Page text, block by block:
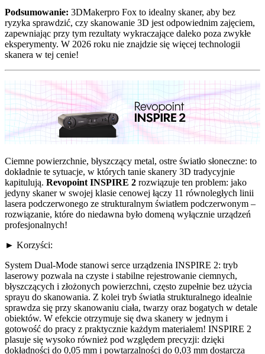
Podsumowanie: 3DMakerpro Fox to idealny skaner, aby bez
ryzyka sprawdzić, czy skanowanie 3D jest odpowiednim zajęciem,
zapewniając przy tym rezultaty wykraczające daleko poza zwykłe
eksperymenty. W 2026 roku nie znajdzie się więcej technologii
skanera w tej cenie!
Ciemne powierzchnie, błyszczący metal, ostre światło słoneczne: to
dokładnie te sytuacje, w których tanie skanery 3D tradycyjnie
kapitulują. Revopoint INSPIRE 2 rozwiązuje ten problem: jako
jedyny skaner w swojej klasie cenowej łączy 11 równoległych linii
lasera podczerwonego ze strukturalnym światłem podczerwonym –
rozwiązanie, które do niedawna było domeną wyłącznie urządzeń
profesjonalnych!
► Korzyści:
System Dual-Mode stanowi serce urządzenia INSPIRE 2: tryb
laserowy pozwala na czyste i stabilne rejestrowanie ciemnych,
błyszczących i złożonych powierzchni, często zupełnie bez użycia
sprayu do skanowania. Z kolei tryb światła strukturalnego idealnie
sprawdza się przy skanowaniu ciała, twarzy oraz bogatych w detale
obiektów. W efekcie otrzymuje się dwa skanery w jednym i
gotowość do pracy z praktycznie każdym materiałem! INSPIRE 2
plasuje się wysoko również pod względem precyzji: dzięki
dokładności do 0,05 mm i powtarzalności do 0,03 mm dostarcza